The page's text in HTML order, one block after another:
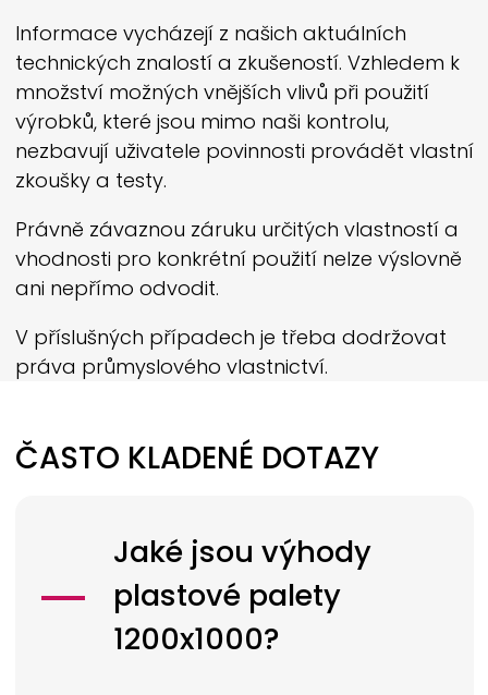
Informace vycházejí z našich aktuálních
technických znalostí a zkušeností. Vzhledem k
množství možných vnějších vlivů při použití
výrobků, které jsou mimo naši kontrolu,
nezbavují uživatele povinnosti provádět vlastní
zkoušky a testy.
Právně závaznou záruku určitých vlastností a
vhodnosti pro konkrétní použití nelze výslovně
ani nepřímo odvodit.
V příslušných případech je třeba dodržovat
práva průmyslového vlastnictví.
ČASTO KLADENÉ DOTAZY
Jaké jsou výhody
plastové palety
1200x1000?